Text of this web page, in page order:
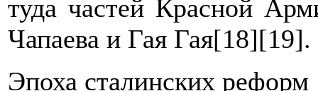
туда частей Красной
Чапаева и Гая Гая[18][19].
Эпоха сталинских реформ